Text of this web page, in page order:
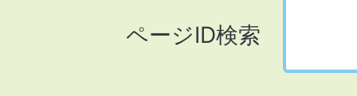
ページID検索